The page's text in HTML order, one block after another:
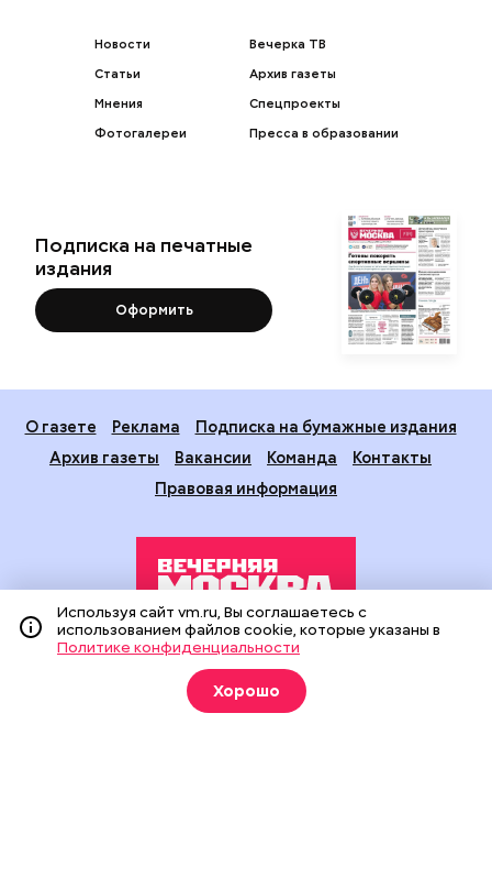
Новости
Статьи
Мнения
Фотогалереи
Вечерка ТВ
Архив газеты
Спецпроекты
Пресса в образовании
Подписка на печатные
издания
Оформить
О газете Реклама
Подписка на бумажные издания
Архив газеты
Вакансии Команда
Контакты
Правовая информация
Издание создано при финансовой поддержке Департамента
средств массовой информации и рекламы города Москвы.
На сайте применяются рекомендательные технологии
(информационные технологии предоставления информации
Используя сайт vm.ru, Вы соглашаетесь с
использованием файлов cookie, которые указаны в
Политике конфиденциальности
Хорошо